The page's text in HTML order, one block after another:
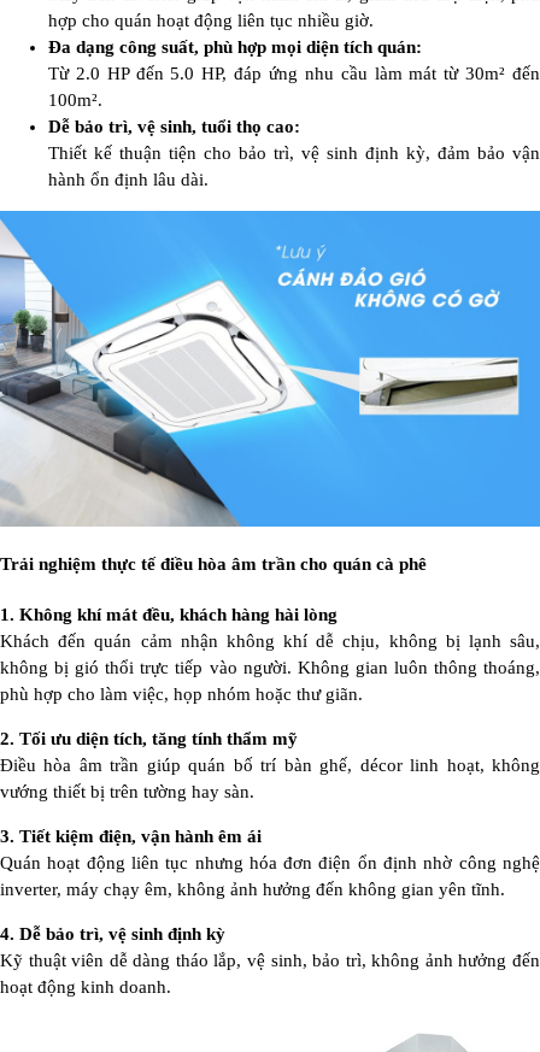
hợp cho quán hoạt động liên tục nhiều giờ.
Đa dạng công suất, phù hợp mọi diện tích quán:
Từ 2.0 HP đến 5.0 HP, đáp ứng nhu cầu làm mát từ 30m² đến
100m².
Dễ bảo trì, vệ sinh, tuổi thọ cao:
Thiết kế thuận tiện cho bảo trì, vệ sinh định kỳ, đảm bảo vận
hành ổn định lâu dài.
Trải nghiệm thực tế điều hòa âm trần cho quán cà phê
1. Không khí mát đều, khách hàng hài lòng
Khách đến quán cảm nhận không khí dễ chịu, không bị lạnh sâu,
không bị gió thổi trực tiếp vào người. Không gian luôn thông thoáng,
phù hợp cho làm việc, họp nhóm hoặc thư giãn.
2. Tối ưu diện tích, tăng tính thẩm mỹ
Điều hòa âm trần giúp quán bố trí bàn ghế, décor linh hoạt, không
vướng thiết bị trên tường hay sàn.
3. Tiết kiệm điện, vận hành êm ái
Quán hoạt động liên tục nhưng hóa đơn điện ổn định nhờ công nghệ
inverter, máy chạy êm, không ảnh hưởng đến không gian yên tĩnh.
4. Dễ bảo trì, vệ sinh định kỳ
Kỹ thuật viên dễ dàng tháo lắp, vệ sinh, bảo trì, không ảnh hưởng đến
hoạt động kinh doanh.